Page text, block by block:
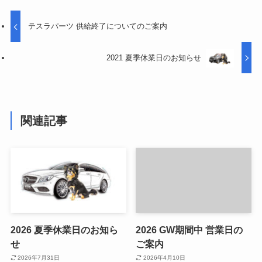
テスラパーツ 供給終了についてのご案内
2021 夏季休業日のお知らせ
関連記事
2026 夏季休業日のお知ら
せ
2026年7月31日
2026 GW期間中 営業日の
ご案内
2026年4月10日